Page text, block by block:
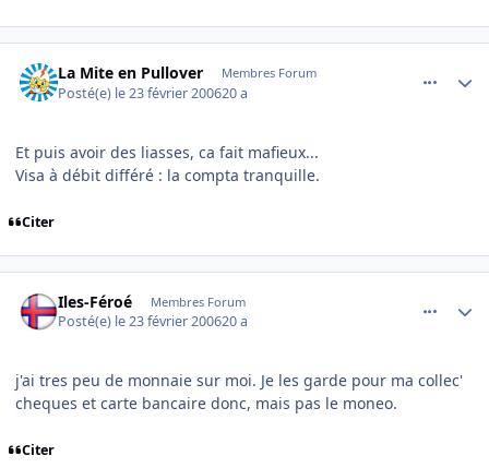
La Mite en Pullover Membres Forum
Posté(e) le 23 février 200620 a
Et puis avoir des liasses, ca fait mafieux...
Visa à débit différé : la compta tranquille.
Citer
Iles-Féroé Membres Forum
Posté(e) le 23 février 200620 a
j'ai tres peu de monnaie sur moi. Je les garde pour ma collec'
cheques et carte bancaire donc, mais pas le moneo.
Citer